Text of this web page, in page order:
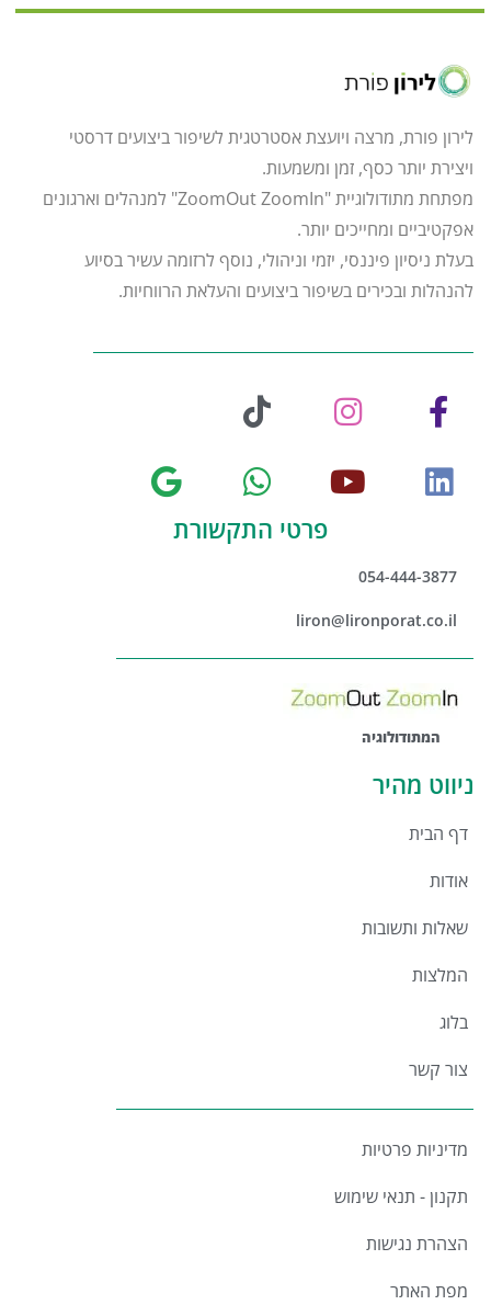
לירון פורת, מרצה ויועצת אסטרטגית לשיפור ביצועים דרסטי
ויצירת יותר כסף, זמן ומשמעות.
מפתחת מתודולוגיית "ZoomOut ZoomIn" למנהלים וארגונים
אפקטיביים ומחייכים יותר.
בעלת ניסיון פיננסי, יזמי וניהולי, נוסף לרזומה עשיר בסיוע
להנהלות ובכירים בשיפור ביצועים והעלאת הרווחיות.
פרטי התקשורת
054-444-3877
liron@lironporat.co.il
המתודולוגיה
ניווט מהיר
דף הבית
אודות
שאלות ותשובות
המלצות
בלוג
צור קשר
מדיניות פרטיות
תקנון - תנאי שימוש
הצהרת נגישות
מפת האתר